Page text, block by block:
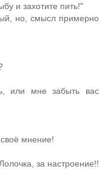
и захотите пить!"
но, смысл примерно
или мне забыть вас
мнение!
за настроение!!